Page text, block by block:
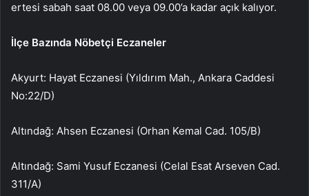
ertesi sabah saat 08.00 veya 09.00’a kadar açık kalıyor.
İlçe Bazında Nöbetçi Eczaneler
Akyurt: Hayat Eczanesi (Yıldırım Mah., Ankara Caddesi
No:22/D)
Altındağ: Ahsen Eczanesi (Orhan Kemal Cad. 105/B)
Altındağ: Sami Yusuf Eczanesi (Celal Esat Arseven Cad.
311/A)